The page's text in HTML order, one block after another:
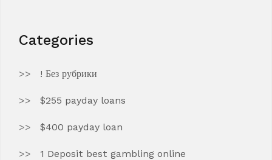
Categories
! Без рубрики
$255 payday loans
$400 payday loan
1 Deposit best gambling online